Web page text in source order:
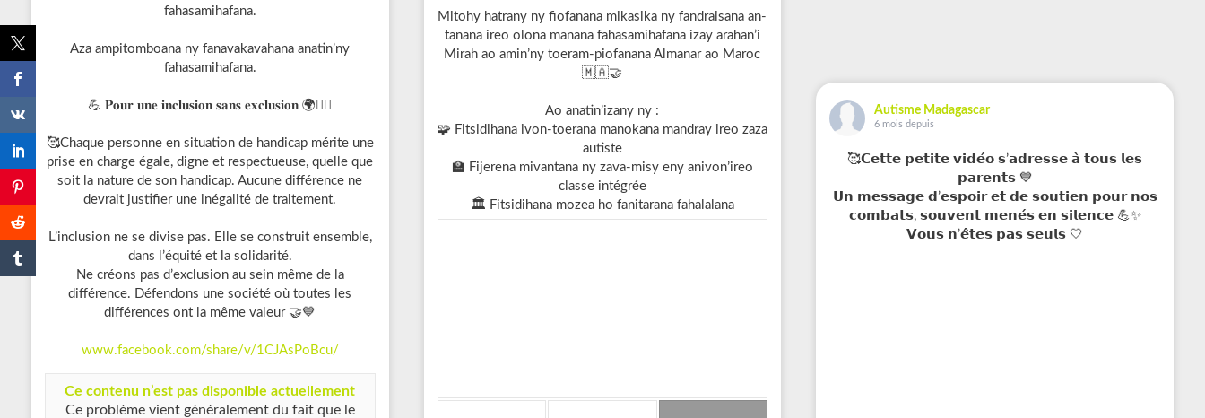
fahasamihafana.
Aza ampitomboana ny fanavakavahana anatin’ny
fahasamihafana.
💪 𝐏𝐨𝐮𝐫 𝐮𝐧𝐞 𝐢𝐧𝐜𝐥𝐮𝐬𝐢𝐨𝐧 𝐬𝐚𝐧𝐬 𝐞𝐱𝐜𝐥𝐮𝐬𝐢𝐨𝐧 🌍✊🏽
🥰Chaque personne en situation de handicap mérite une
prise en charge égale, digne et respectueuse, quelle que
soit la nature de son handicap. Aucune différence ne
devrait justifier une inégalité de traitement.
L’inclusion ne se divise pas. Elle se construit ensemble,
dans l’équité et la solidarité.
Ne créons pas d’exclusion au sein même de la
différence. Défendons une société où toutes les
différences ont la même valeur 🤝💙
www.facebook.com/share/v/1CJAsPoBcu/
Ce contenu n’est pas disponible actuellement
Ce problème vient généralement du fait que le
Mitohy hatrany ny fiofanana mikasika ny fandraisana an-
tanana ireo olona manana fahasamihafana izay arahan’i
Mirah ao amin’ny toeram-piofanana Almanar ao Maroc
🇲🇦🤝
Ao anatin’izany ny :
🧩 Fitsidihana ivon-toerana manokana mandray ireo zaza
autiste
🏫 Fijerena mivantana ny zava-misy eny anivon’ireo
classe intégrée
🏛️ Fitsidihana mozea ho fanitarana fahalalana
Autisme Madagascar
6 mois depuis
🥰𝗖𝗲𝘁𝘁𝗲 𝗽𝗲𝘁𝗶𝘁𝗲 𝘃𝗶𝗱𝗲́𝗼 𝘀’𝗮𝗱𝗿𝗲𝘀𝘀𝗲 𝗮̀ 𝘁𝗼𝘂𝘀 𝗹𝗲𝘀
𝗽𝗮𝗿𝗲𝗻𝘁𝘀 💙
𝗨𝗻 𝗺𝗲𝘀𝘀𝗮𝗴𝗲 𝗱’𝗲𝘀𝗽𝗼𝗶𝗿 𝗲𝘁 𝗱𝗲 𝘀𝗼𝘂𝘁𝗶𝗲𝗻 𝗽𝗼𝘂𝗿 𝗻𝗼𝘀
𝗰𝗼𝗺𝗯𝗮𝘁𝘀, 𝘀𝗼𝘂𝘃𝗲𝗻𝘁 𝗺𝗲𝗻𝗲́𝘀 𝗲𝗻 𝘀𝗶𝗹𝗲𝗻𝗰𝗲 💪✨
𝗩𝗼𝘂𝘀 𝗻’𝗲̂𝘁𝗲𝘀 𝗽𝗮𝘀 𝘀𝗲𝘂𝗹𝘀 🤍